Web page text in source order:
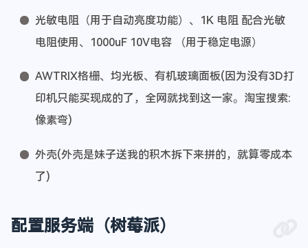
光敏电阻（用于自动亮度功能）、1K 电阻 配合光敏
电阻使用、1000uF 10V电容 （用于稳定电源）
AWTRIX格栅、均光板、有机玻璃面板(因为没有3D打
印机只能买现成的了，全网就找到这一家。淘宝搜索:
像素弯)
外壳(外壳是妹子送我的积木拆下来拼的，就算零成本
了)
配置服务端（树莓派）